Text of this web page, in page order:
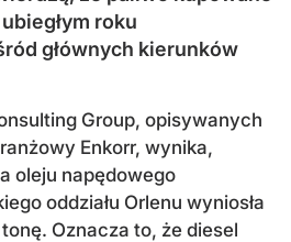
roku
głównych kierunków
Group, opisywanych
Enkorr, wynika,
oleju napędowego
oddziału Orlenu wyniosła
Oznacza to, że diesel